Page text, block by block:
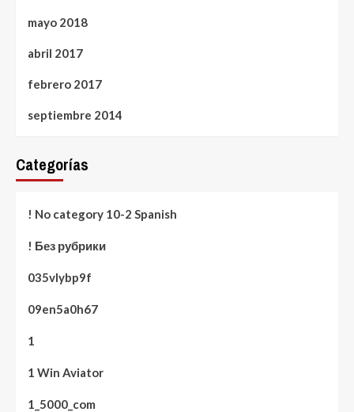
mayo 2018
abril 2017
febrero 2017
septiembre 2014
Categorías
! No category 10-2 Spanish
! Без рубрики
035vlybp9f
09en5a0h67
1
1 Win Aviator
1_5000_com